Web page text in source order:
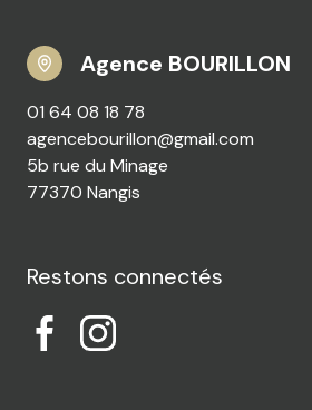
Agence BOURILLON
01 64 08 18 78
agencebourillon@gmail.com
5b rue du Minage
77370 Nangis
Restons connectés